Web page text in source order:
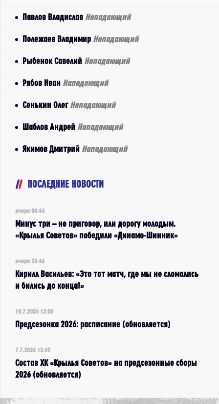
Павлов Владислав Нападающий
Полежаев Владимир Нападающий
Рыбенок Савелий Нападающий
Рябов Иван Нападающий
Сенькин Олег Нападающий
Шаблов Андрей Нападающий
Якимов Дмитрий Нападающий
ПОСЛЕДНИЕ НОВОСТИ
вчера 00:44
Минус три – не приговор, или дорогу молодым.
«Крылья Советов» победили «Динамо-Шинник»
вчера 23:46
Кирилл Васильев: «Это тот матч, где мы не сломались
и бились до конца!»
10.7.2026 13:00
Предсезонка 2026: расписание (обновляется)
7.7.2026 15:45
Состав ХК «Крылья Советов» на предсезонные сборы
2026 (обновляется)